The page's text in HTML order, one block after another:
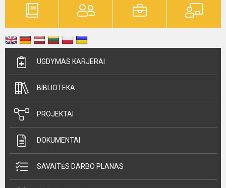
UGDYMAS KARJERAI
BIBLIOTEKA
PROJEKTAI
DOKUMENTAI
SAVAITĖS DARBO PLANAS